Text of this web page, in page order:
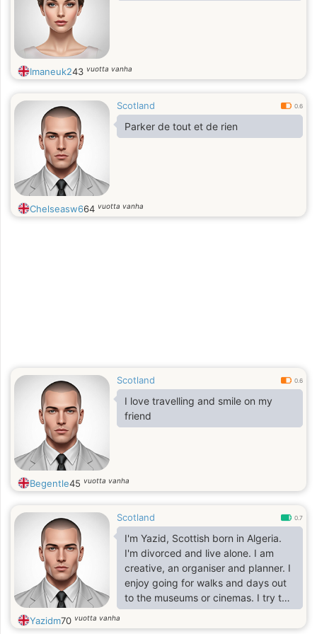
Imaneuk243 vuotta vanha
Scotland 0.6
Parker de tout et de rien
Chelseasw664 vuotta vanha
Scotland 0.6
I love travelling and smile on my
friend
Begentle45 vuotta vanha
Scotland 0.7
I'm Yazid, Scottish born in Algeria.
I'm divorced and live alone. I am
creative, an organiser and planner. I
enjoy going for walks and days out
to the museums or cinemas. I try to
live a healthy life by being active
and eating well. I am patient,
Yazidm70 vuotta vanha